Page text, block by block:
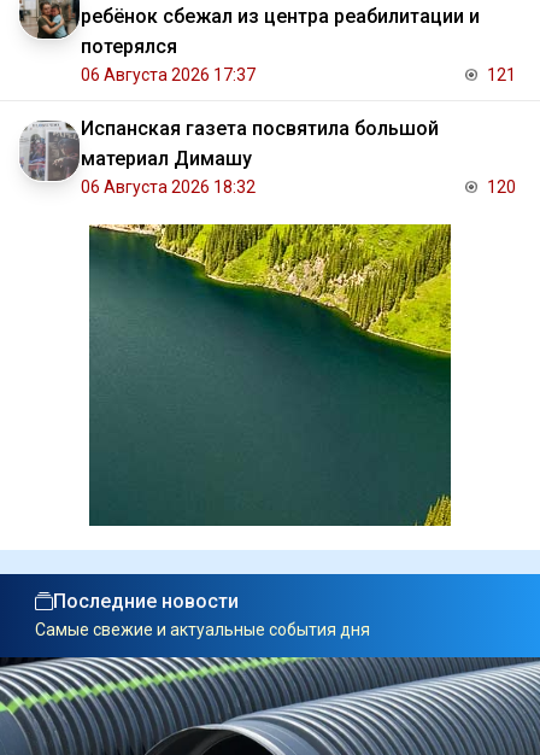
ребёнок сбежал из центра реабилитации и
потерялся
06 Августа 2026 17:37 121
Испанская газета посвятила большой
материал Димашу
06 Августа 2026 18:32 120
Последние новости
Самые свежие и актуальные события дня